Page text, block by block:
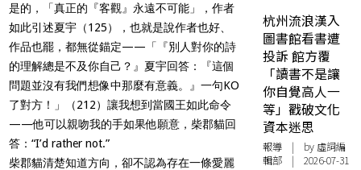
是的，「真正的『客觀』永遠不可能」，作者
如此引述夏宇（125），也就是說作者也好、
作品也罷，都無從錨定——「『別人對你的詩
的理解總是不及你自己？』夏宇回答：『這個
問題並沒有我們想像中那麼有意義。』一句KO
了對方！」（212）讓我想到當國王如此命令
——他可以親吻我的手如果他願意，柴郡貓回
答：“I’d rather not.”
柴郡貓清楚知道方向，卻不認為存在一條愛麗
杭州流浪漢入
圖書館看書遭
投訴 館方覆
「讀書不是讓
你自覺高人一
等」戳破文化
資本迷思
報導 | by 虛詞編
輯部 | 2026-07-31